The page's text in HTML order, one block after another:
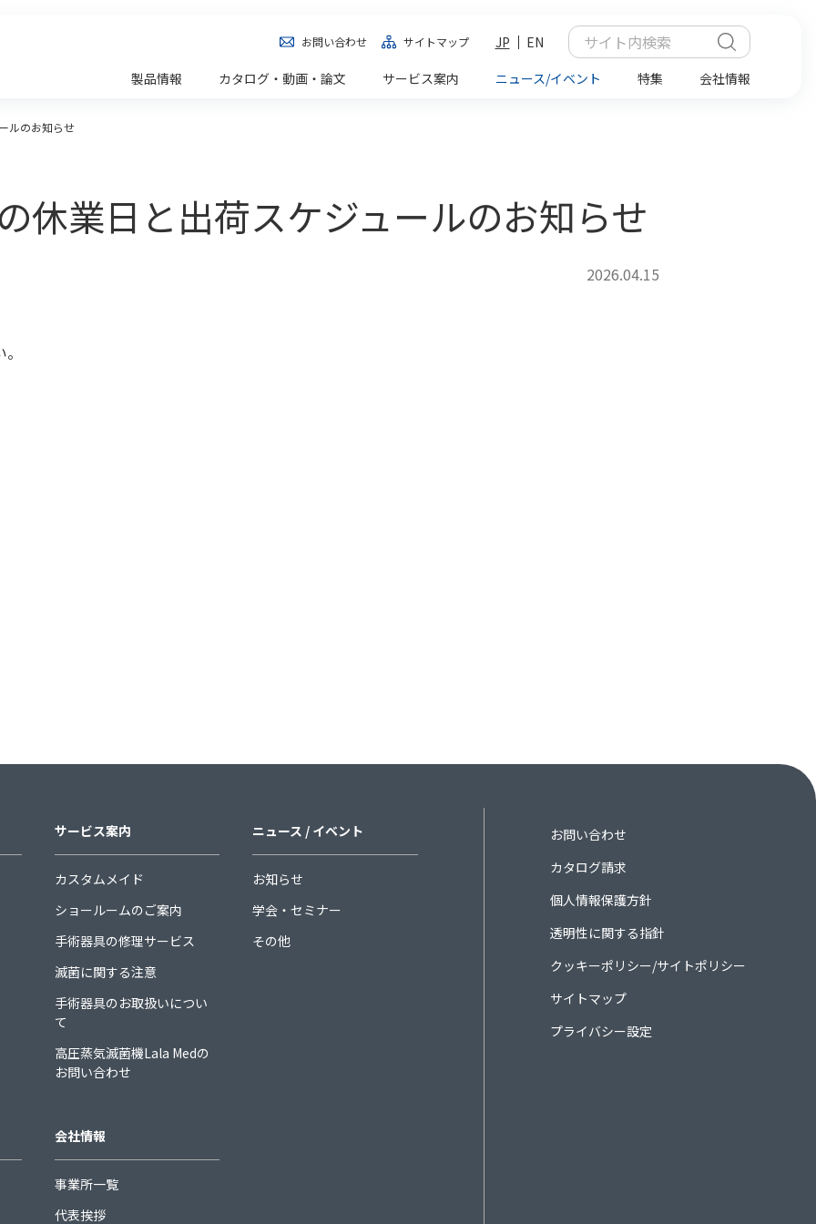
お問い合わせ サイトマップ JP
EN
製品情報
カタログ・動画・論文 サービス案内 ニュース/イベント 特集 会社情報
ルのお知らせ
休業日と出荷スケジュールのお知らせ
2026.04.15
サービス案内
カスタムメイド
ショールームのご案内
手術器具の修理サービス
滅菌に関する注意
手術器具のお取扱いについ
て
高圧蒸気滅菌機Lala Medの
お問い合わせ
ニュース / イベント
お知らせ
学会・セミナー
その他
会社情報
事業所一覧
代表挨拶
お問い合わせ
カタログ請求
個人情報保護方針
透明性に関する指針
クッキーポリシー/サイトポリシー
サイトマップ
プライバシー設定